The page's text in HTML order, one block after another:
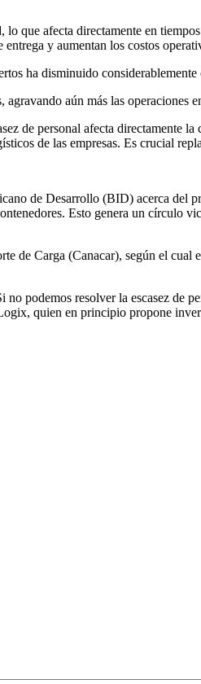
que afecta directamente en
y aumentan los costos
ha disminuido considerablemente
aún más las operaciones
personal afecta directamente la
de las empresas. Es crucial
de Desarrollo (BID) acerca del
Esto genera un círculo
de Carga (Canacar), según el
podemos resolver la escasez de
quien en principio propone